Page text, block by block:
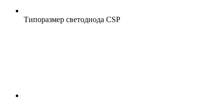
Типоразмер светодиода CSP